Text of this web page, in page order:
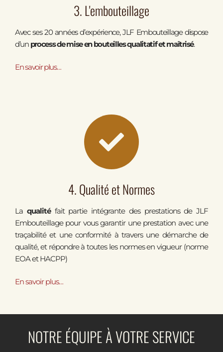
3. L'embouteillage
Avec ses 20 années d’expérience, JLF Embouteillage dispose
d’un process de mise en bouteilles qualitatif et maîtrisé.
En savoirplus…
4. Qualité et Normes
La qualitéfait partie intégrante des prestations de JLF
Embouteillage pour vous garantir une prestation avec une
traçabilité et une conformité à travers une démarche de
qualité, et répondre à toutes les normes en vigueur (norme
EOA et HACPP)
En savoirplus…
NOTRE ÉQUIPE À VOTRE SERVICE